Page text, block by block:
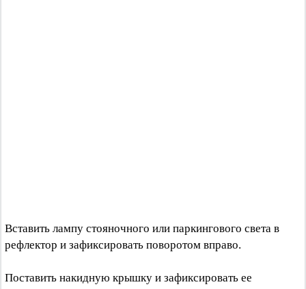
Вставить лампу стояночного или паркингового света в
рефлектор и зафиксировать поворотом вправо.
Поставить накидную крышку и зафиксировать ее